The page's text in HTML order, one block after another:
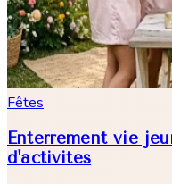
Fêtes
Enterrement vie
d'activités